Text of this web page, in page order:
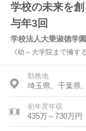
学校の未来を
与年3回
学校法人大乗淑徳学園
《幼～大学院まで擁す
勤務地
埼玉県、千葉県
初年度年収
435万～730万円